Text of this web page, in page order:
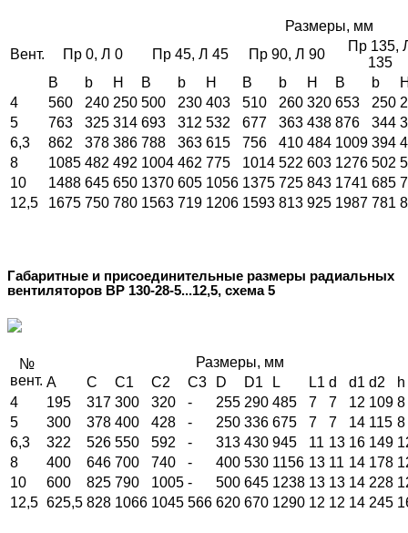
Вент.
Размеры, мм
Пр 0, Л 0
Пр 45, Л 45 Пр 90, Л 90
Пр 135,
135
B
b H B b H B b H B b
4
560 240 250 500 230 403 510 260 320 653 250
5
763 325 314 693 312 532 677 363 438 876 344
6,3
862 378 386 788 363 615 756 410 484 1009 394
8
1085 482 492 1004 462 775 1014 522 603 1276 502
10
1488 645 650 1370 605 1056 1375 725 843 1741 685
12,5
1675 750 780 1563 719 1206 1593 813 925 1987 781
Габаритные и присоединительные размеры радиальных
вентиляторов ВР 130-28-5...12,5, схема 5
№
вент.
Размеры, мм
А
C C1 C2 C3 D D1 L L1 d d1 d2
h
4
195 317 300 320 - 255 290 485 7 7 12 109 8
5
300 378 400 428 - 250 336 675 7 7 14 115 8
6,3
322 526 550 592 - 313 430 945 11 13 16 149
8
400 646 700 740 - 400 530 1156 13 11 14 178
10
600 825 790 1005 - 500 645 1238 13 13 14 228
12,5 625,5 828 1066 1045 566 620 670 1290 12 12 14 245